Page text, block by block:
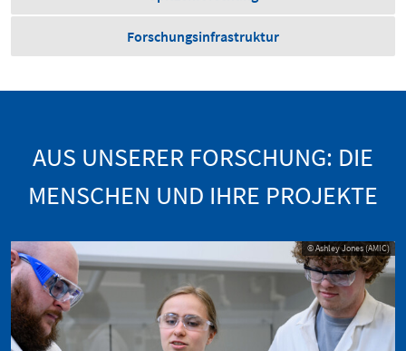
Forschungsinfrastruktur
AUS UNSERER FORSCHUNG: DIE
MENSCHEN UND IHRE PROJEKTE
© Ashley Jones (AMIC)